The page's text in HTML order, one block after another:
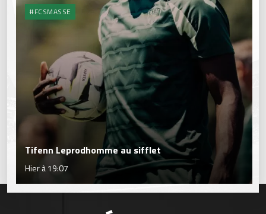
#FCSMASSE
Tifenn Leprodhomme au sifflet
Hier à 19:07